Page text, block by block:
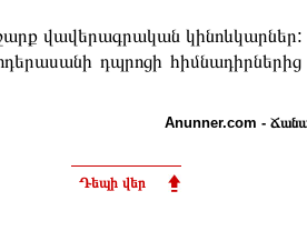
վավերագրական կինոևկարներ:
դպրոցի
Anunner.com -
Դեպի վեր